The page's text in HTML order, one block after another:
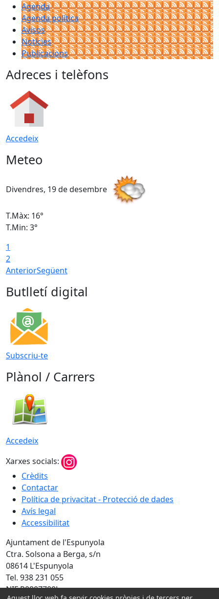
Agenda
Agenda política
Avisos
Notícies
Publicacions
Adreces i telèfons
Accedeix
Meteo
Divendres, 19 de desembre
T.Màx: 16°
T.Min: 3°
1
2
AnteriorSegüent
Butlletí digital
Subscriu-te
Plànol / Carrers
Accedeix
Xarxes socials:
Crèdits
Contactar
Política de privacitat - Protecció de dades
Avís legal
Accessibilitat
Ajuntament de l'Espunyola
Ctra. Solsona a Berga, s/n
08614 L'Espunyola
Tel. 938 231 055
NIF P0807700J